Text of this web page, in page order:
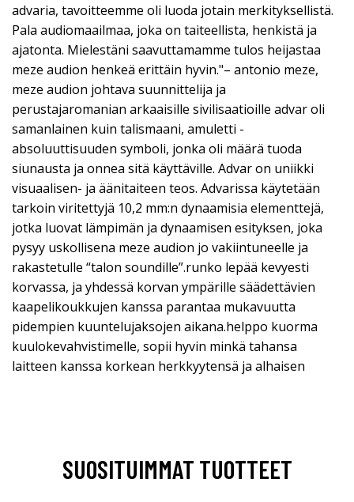
advaria, tavoitteemme oli luoda jotain merkityksellistä.
Pala audiomaailmaa, joka on taiteellista, henkistä ja
ajatonta. Mielestäni saavuttamamme tulos heijastaa
meze audion henkeä erittäin hyvin."– antonio meze,
meze audion johtava suunnittelija ja
perustajaromanian arkaaisille sivilisaatioille advar oli
samanlainen kuin talismaani, amuletti -
absoluuttisuuden symboli, jonka oli määrä tuoda
siunausta ja onnea sitä käyttäville. Advar on uniikki
visuaalisen- ja äänitaiteen teos. Advarissa käytetään
tarkoin viritettyjä 10,2 mm:n dynaamisia elementtejä,
jotka luovat lämpimän ja dynaamisen esityksen, joka
pysyy uskollisena meze audion jo vakiintuneelle ja
rakastetulle “talon soundille”.runko lepää kevyesti
korvassa, ja yhdessä korvan ympärille säädettävien
kaapelikoukkujen kanssa parantaa mukavuutta
pidempien kuuntelujaksojen aikana.helppo kuorma
kuulokevahvistimelle, sopii hyvin minkä tahansa
laitteen kanssa korkean herkkyytensä ja alhaisen
SUOSITUIMMAT TUOTTEET